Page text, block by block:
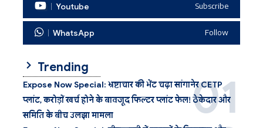
Youtube Subscribe
WhatsApp Follow
Trending
Expose Now Special: भ्रष्टाचार की भेंट चढ़ा सांगानेर CETP
प्लांट, करोड़ों खर्च होने के बावजूद फिल्टर प्लांट फेल! ठेकेदार और
समिति के बीच उलझा मामला